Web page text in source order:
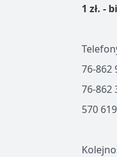
1 zł. -
76-862
76-862
570